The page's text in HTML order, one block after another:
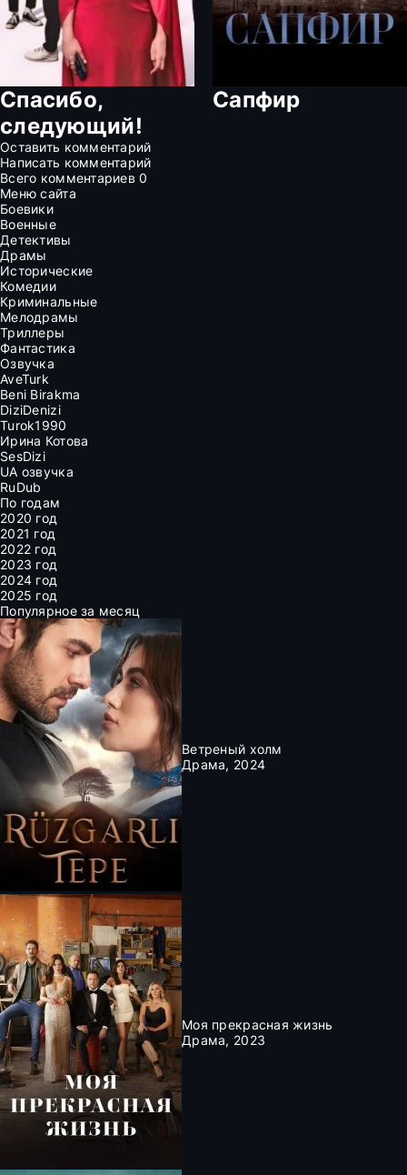
Спасибо,
следующий!
Сапфир
Оставить комментарий
Написать комментарий
Всего комментариев0
Меню сайта
Боевики
Военные
Детективы
Драмы
Исторические
Комедии
Криминальные
Мелодрамы
Триллеры
Фантастика
Озвучка
AveTurk
Beni Birakma
DiziDenizi
Turok1990
Ирина Котова
SesDizi
UA озвучка
RuDub
По годам
2020 год
2021 год
2022 год
2023 год
2024 год
2025 год
Популярное за месяц
Ветреный холм
Драма, 2024
Моя прекрасная жизнь
Драма, 2023